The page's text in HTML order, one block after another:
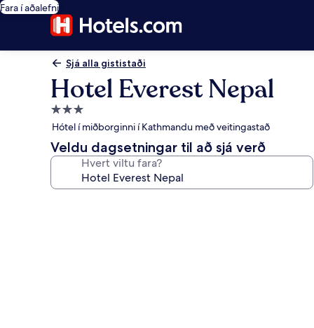
Fara í aðalefni
Sjá alla gististaði
Hotel Everest Nepal
3.0
stjörnu
gististaður
Hótel í miðborginni í Kathmandu með veitingastað
Veldu dagsetningar til að sjá verð
Hvert viltu fara?